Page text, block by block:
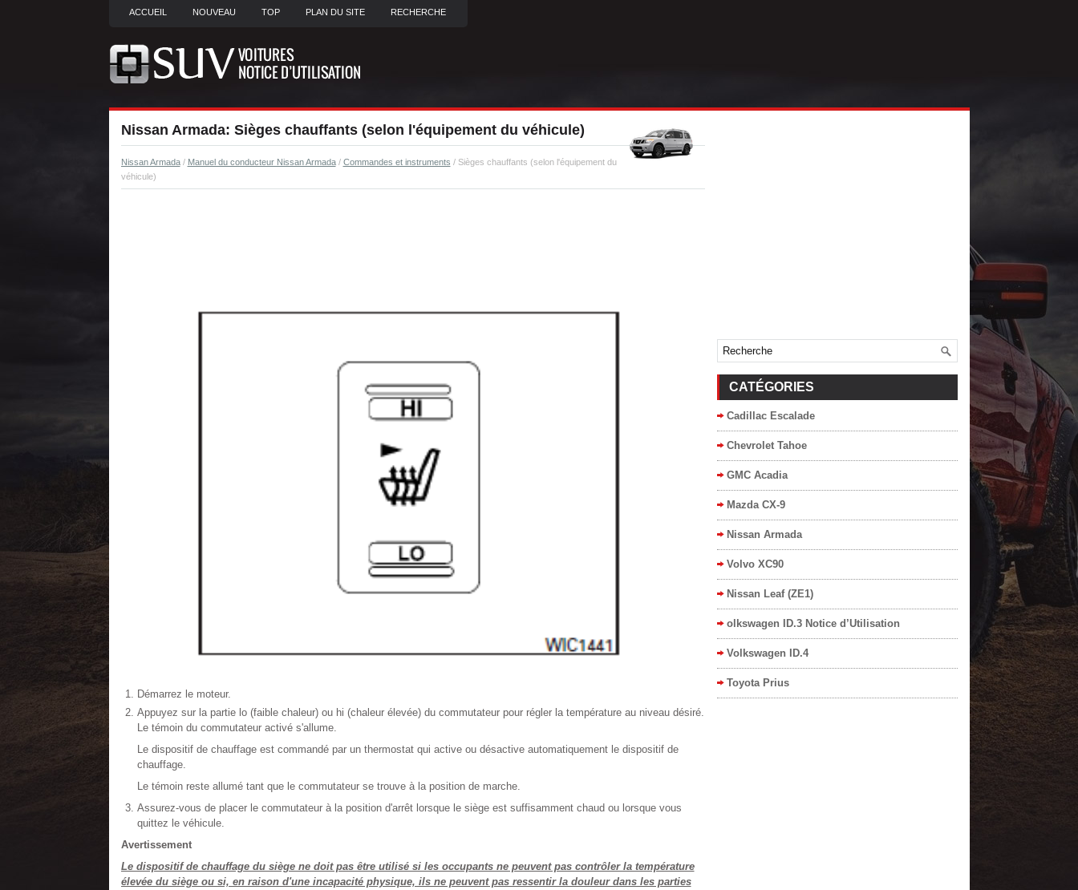
ACCUEIL NOUVEAU TOP PLAN DU SITE RECHERCHE
Nissan Armada: Sièges chauffants (selon l'équipement du véhicule)
Nissan Armada/ Manuel du conducteur Nissan Armada/ Commandes et instruments / Sièges chauffants (selon l'équipement du
véhicule)
Démarrez le moteur.
Appuyez sur la partie lo (faible chaleur) ou hi (chaleur élevée) du commutateur pour régler la température au niveau désiré.
Le témoin du commutateur activé s'allume.
Le dispositif de chauffage est commandé par un thermostat qui active ou désactive automatiquement le dispositif de
chauffage.
Le témoin reste allumé tant que le commutateur se trouve à la position de marche.
Assurez-vous de placer le commutateur à la position d'arrêt lorsque le siège est suffisamment chaud ou lorsque vous
quittez le véhicule.
Avertissement
Le dispositif de chauffage du siège ne doit pas être utilisé si les occupants ne peuvent pas contrôler la température
élevée du siège ou si, en raison d'une incapacité physique, ils ne peuvent pas ressentir la douleur dans les parties
CATÉGORIES
Cadillac Escalade
Chevrolet Tahoe
GMC Acadia
Mazda CX-9
Nissan Armada
Volvo XC90
Nissan Leaf (ZE1)
olkswagen ID.3 Notice d’Utilisation
Volkswagen ID.4
Toyota Prius